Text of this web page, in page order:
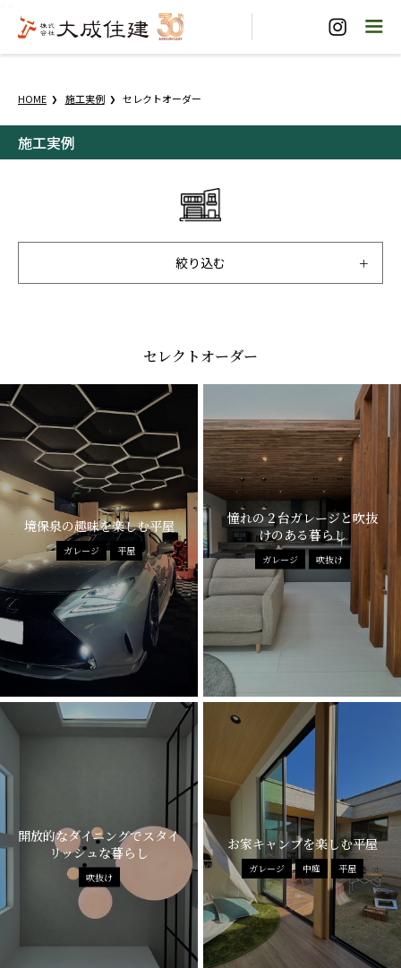
HOME 施工実例 セレクトオーダー
施工実例
絞り込む
セレクトオーダー
境保泉の趣味を楽しむ平屋
ガレージ 平屋
憧れの２台ガレージと吹抜
けのある暮らし
ガレージ 吹抜け
開放的なダイニングでスタイ
リッシュな暮らし
吹抜け
お家キャンプを楽しむ平屋
ガレージ 中庭 平屋